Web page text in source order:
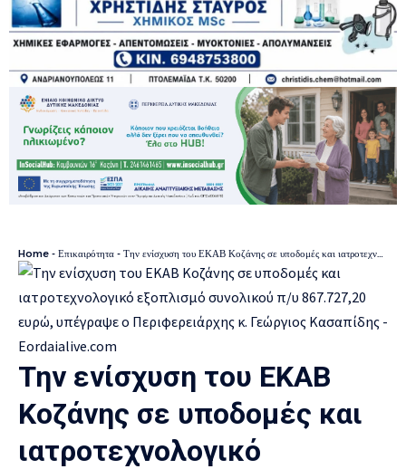
Home - Επικαιρότητα - Την ενίσχυση του ΕΚΑΒ Κοζάνης σε υποδομές και ιατροτεχνολογικό εξοπλισμό συνολικού π/υ 867.727,20 ευρώ, υπέγραψε ο Περιφερειάρχης κ. Γεώργιος Κασαπίδης
Την ενίσχυση του ΕΚΑΒ
Κοζάνης σε υποδομές και
ιατροτεχνολογικό